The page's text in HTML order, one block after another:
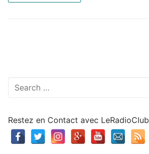
Rechercher
Restez en Contact avec LeRadioClub